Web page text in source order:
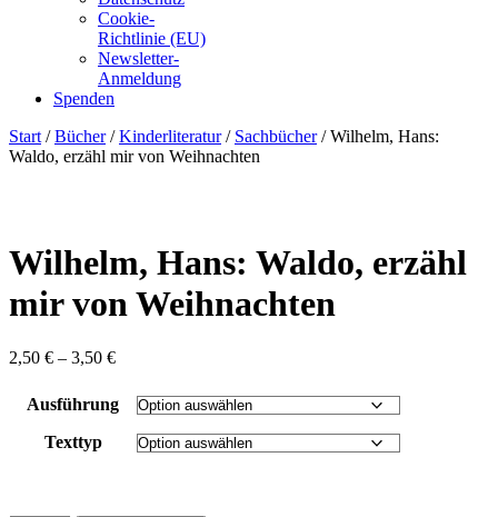
Cookie-
Richtlinie (EU)
Newsletter-
Anmeldung
Spenden
Skip
to
Start /Bücher/Kinderliteratur/ Sachbücher/ Wilhelm, Hans:
Waldo, erzähl mir von Weihnachten
Wilhelm, Hans: Waldo, erzähl
mir von Weihnachten
2,50 € – 3,50 €Preisspanne:
bis
3,50 €
Ausführung
Texttyp